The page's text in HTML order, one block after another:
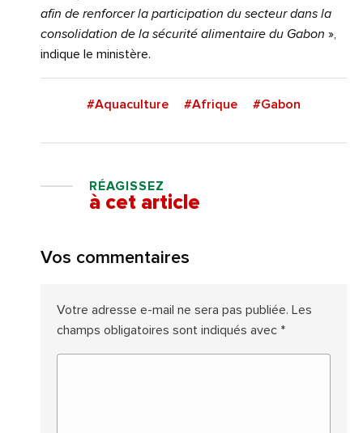
afin de renforcer la participation du secteur dans la
consolidation de la sécurité alimentaire du Gabon »,
indique le ministère.
#Aquaculture #Afrique #Gabon
RÉAGISSEZ
à cet article
Vos commentaires
Votre adresse e-mail ne sera pas publiée. Les
champs obligatoires sont indiqués avec *